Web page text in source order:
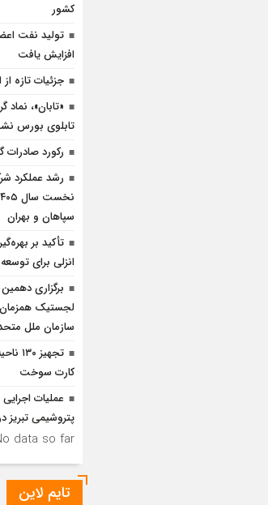
کشور
تولید نفت
افزایش یافت
جزئیات تازه
«تابان»،
تابلوی بورس
رکورد صادرات
رشد عملکرد
سپاهان و بهران
تأكید بر
انزلی برای
برگزاری
لجستیک همزمان
سازمان ملل
کارت سوخت
عملیات
پتروشیمی
data so far.
تایم لاین